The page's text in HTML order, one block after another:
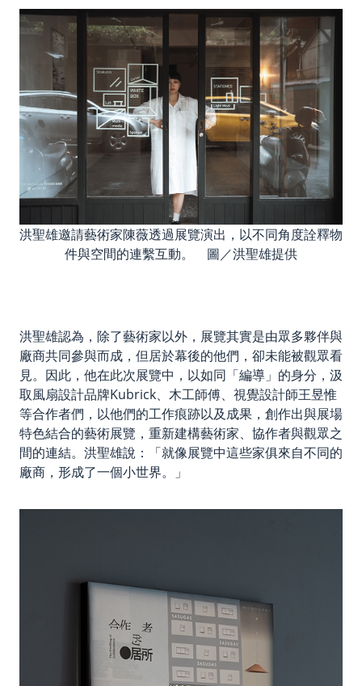
洪聖雄邀請藝術家陳薇透過展覽演出，以不同角度詮釋物
件與空間的連繫互動。 圖／洪聖雄提供
洪聖雄認為，除了藝術家以外，展覽其實是由眾多夥伴與
廠商共同參與而成，但居於幕後的他們，卻未能被觀眾看
見。因此，他在此次展覽中，以如同「編導」的身分，汲
取風扇設計品牌Kubrick、木工師傅、視覺設計師王昱惟
等合作者們，以他們的工作痕跡以及成果，創作出與展場
特色結合的藝術展覽，重新建構藝術家、協作者與觀眾之
間的連結。洪聖雄說：「就像展覽中這些家俱來自不同的
廠商，形成了一個小世界。」